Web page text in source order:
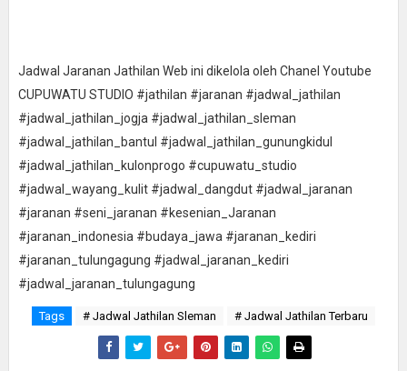
Jadwal Jaranan Jathilan Web ini dikelola oleh Chanel Youtube
CUPUWATU STUDIO #jathilan #jaranan #jadwal_jathilan
#jadwal_jathilan_jogja #jadwal_jathilan_sleman
#jadwal_jathilan_bantul #jadwal_jathilan_gunungkidul
#jadwal_jathilan_kulonprogo #cupuwatu_studio
#jadwal_wayang_kulit #jadwal_dangdut #jadwal_jaranan
#jaranan #seni_jaranan #kesenian_Jaranan
#jaranan_indonesia #budaya_jawa #jaranan_kediri
#jaranan_tulungagung #jadwal_jaranan_kediri
#jadwal_jaranan_tulungagung
Tags # Jadwal Jathilan Sleman # Jadwal Jathilan Terbaru